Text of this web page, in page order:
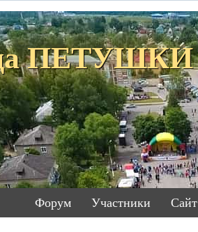
ПЕТУШКИ
Форум Участники Сайт